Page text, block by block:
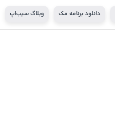
دانلود برنامه مک وبلاگ سیب‌اپ